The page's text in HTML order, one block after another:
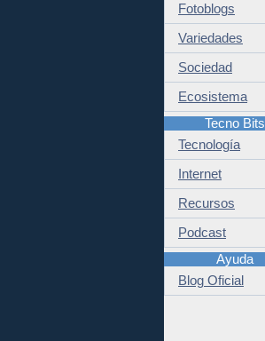
Fotoblogs
Variedades
Sociedad
Ecosistema
Tecno Bits
Tecnología
Internet
Recursos
Podcast
Ayuda
Blog Oficial